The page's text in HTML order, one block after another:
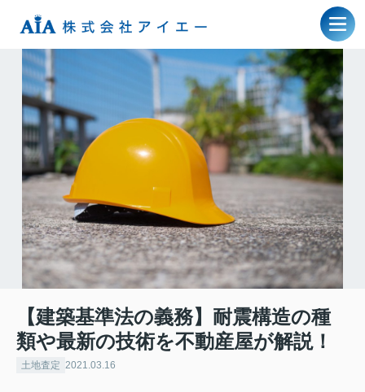
【建築基準法の義務】耐震構造の種
類や最新の技術を不動産屋が解説！
土地査定 2021.03.16